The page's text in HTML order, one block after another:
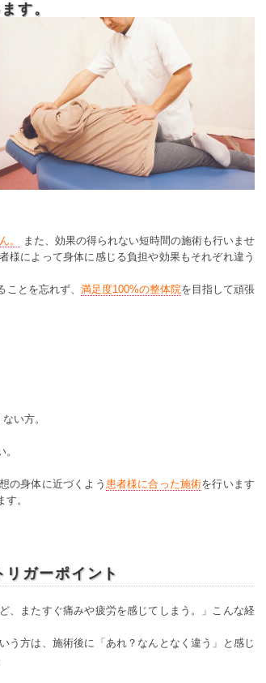
す。
。
また、効果の得られない短時間の施術も行いませ
様によって身体に感じる負担や効果もそれぞれ違う
とを忘れず、 満足度100%の整体院を目指して頑張
い方。
の身体に近づくよう 患者様に合った施術を行います
。
ガーポイント
、またすぐ痛みや疲労を感じてしまう。」こんな経
う方は、施術後に「あれ？なんとなく違う」と感じ